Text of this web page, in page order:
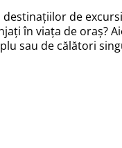
de
în viața de
sau de călători